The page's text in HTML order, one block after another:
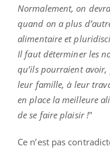
Normalement, on
quand on a plus
alimentaire et
Il faut déterminer les
qu’ils pourraient
leur famille, à leur
en place la meilleure
de se faire plaisir !"
Ce n’est pas